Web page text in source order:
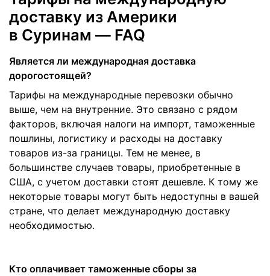
доставку из Америки
в Суринам — FAQ
Является ли международная доставка
дорогостоящей?
Тарифы на международные перевозки обычно
выше, чем на внутренние. Это связано с рядом
факторов, включая налоги на импорт, таможенные
пошлины, логистику и расходы на доставку
товаров из-за границы. Тем не менее, в
большинстве случаев товары, приобретенные в
США, с учетом доставки стоят дешевле. К тому же
некоторые товары могут быть недоступны в вашей
стране, что делает международную доставку
необходимостью.
Кто оплачивает таможенные сборы за